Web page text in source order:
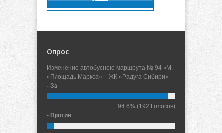
Опрос
Изменение автобусного маршрута № 94 «М.
«Площадь Маркса» – ЖК «Радуга Сибири»
- За
94.6% (192 Голосов)
- Против